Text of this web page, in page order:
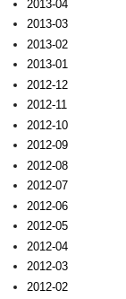
2013-04
2013-03
2013-02
2013-01
2012-12
2012-11
2012-10
2012-09
2012-08
2012-07
2012-06
2012-05
2012-04
2012-03
2012-02